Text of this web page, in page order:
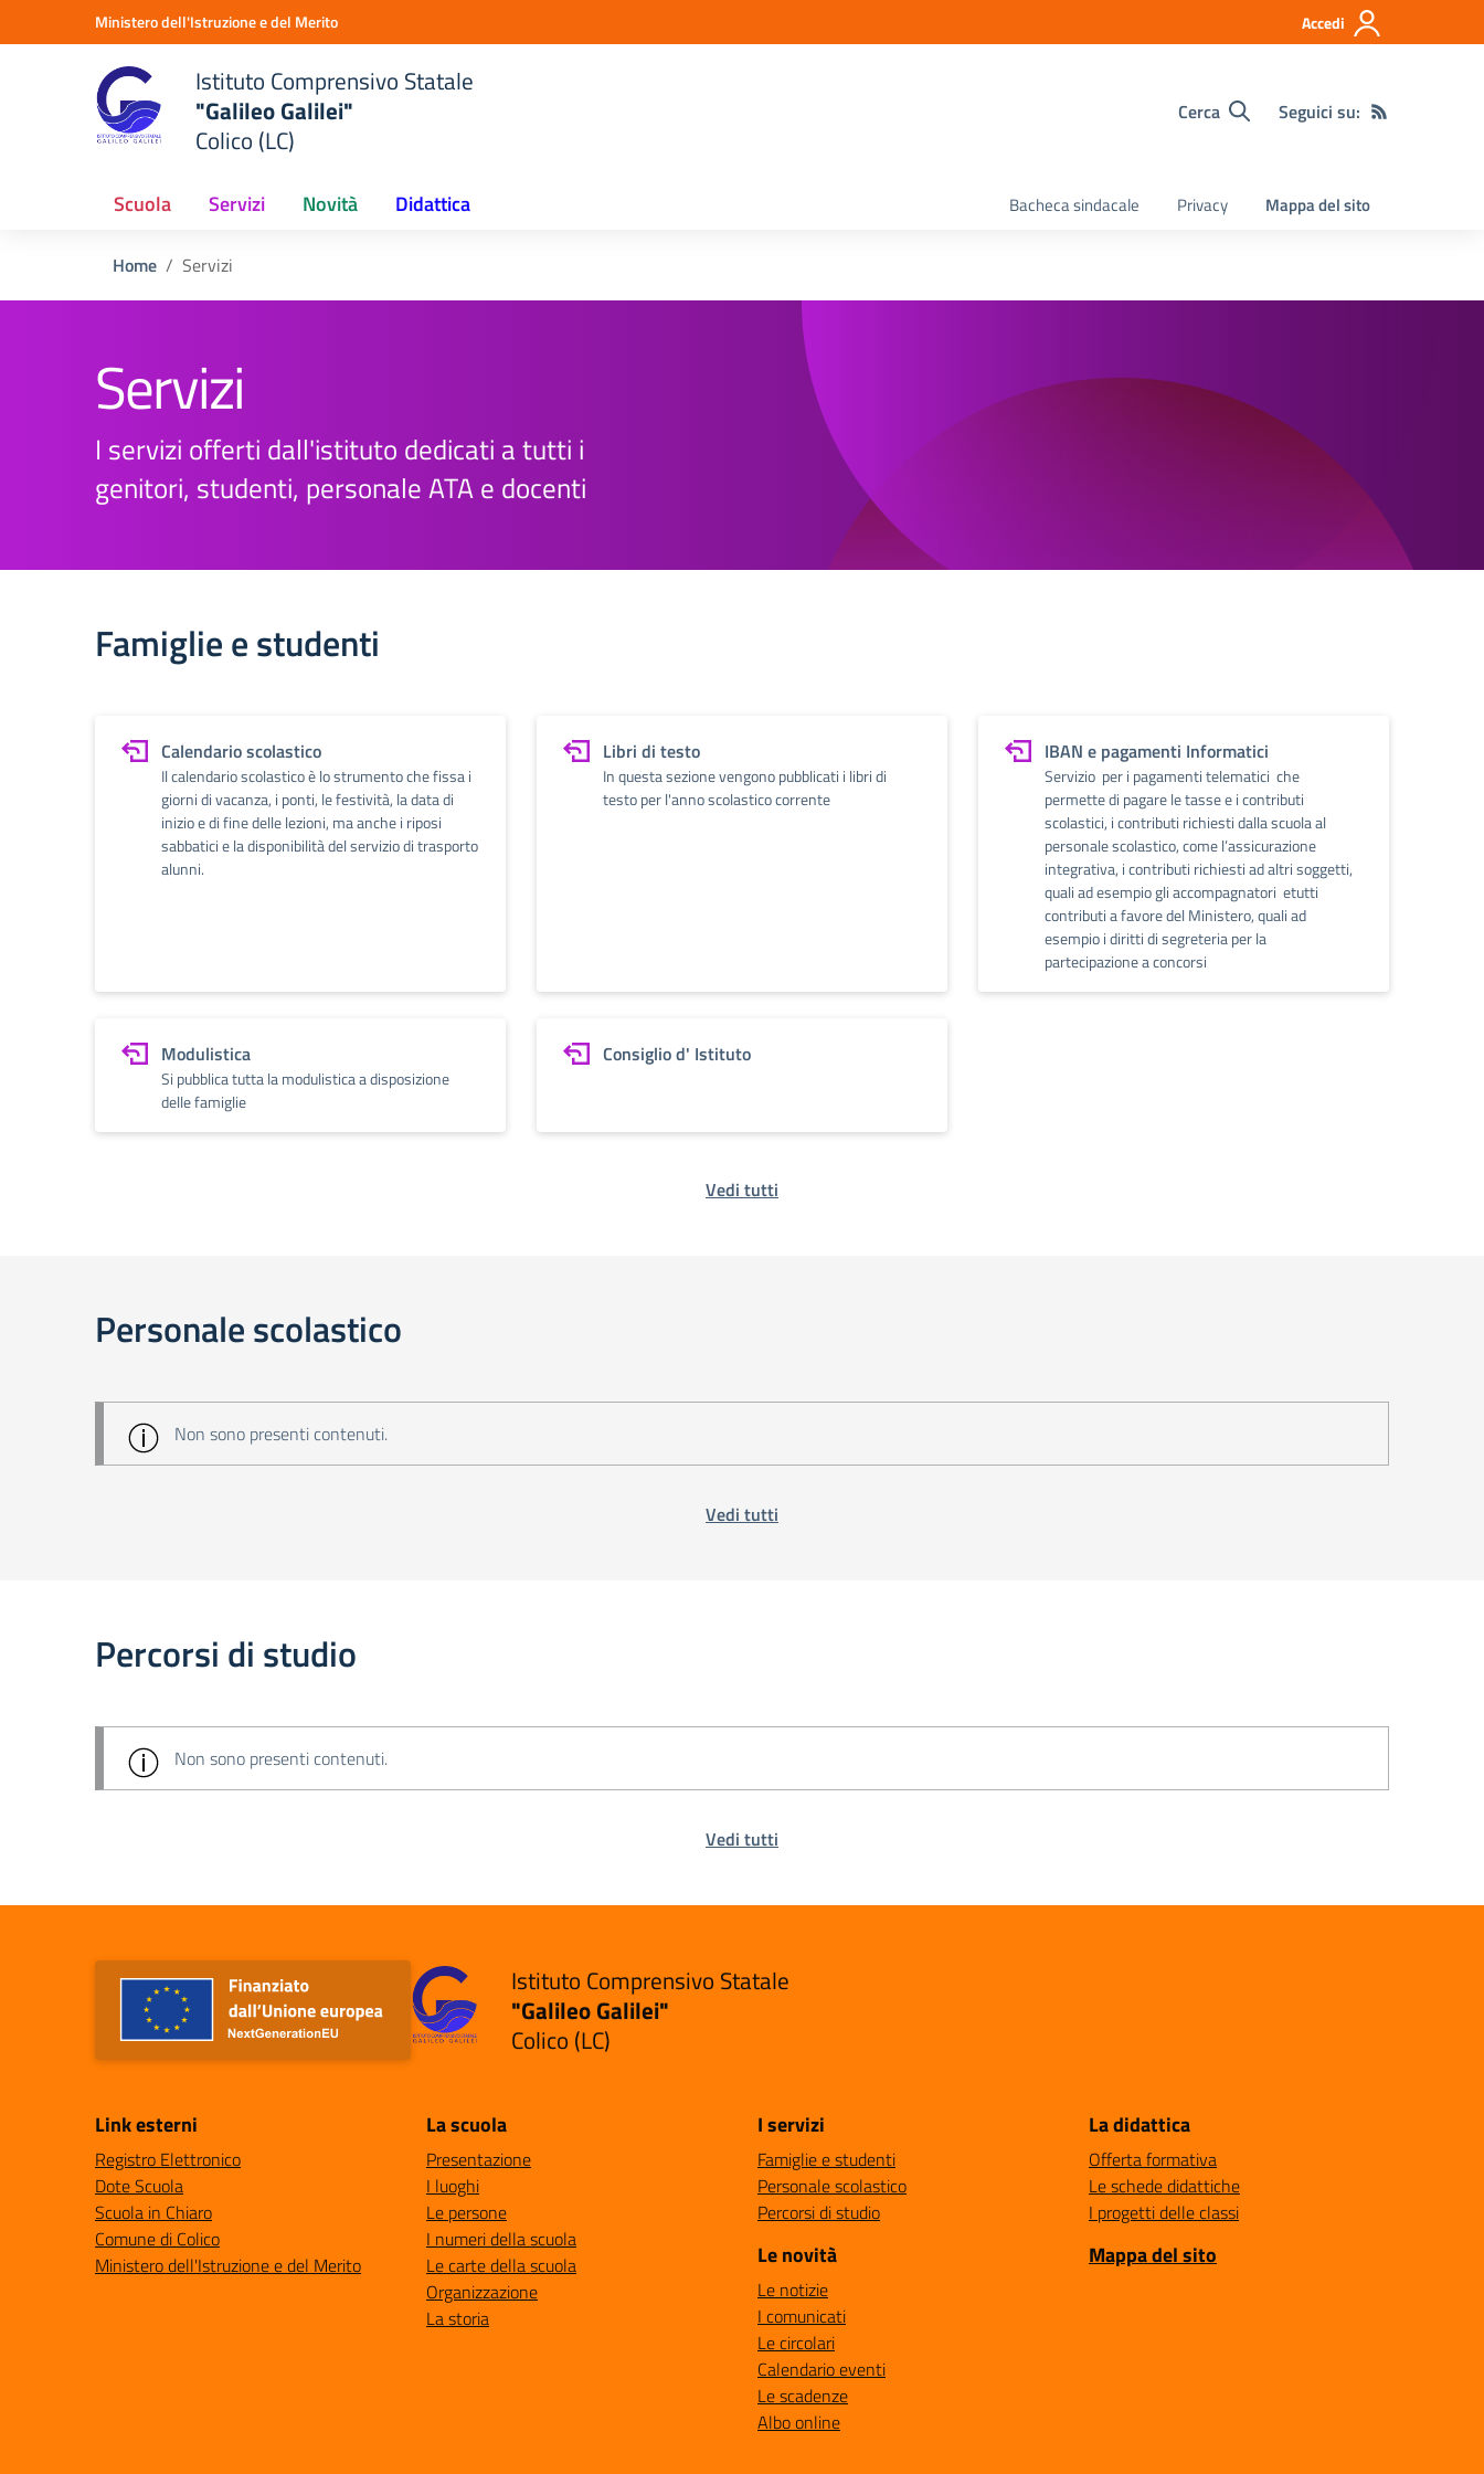
Vai ai contenuti
Vai al menu di navigazioneMinistero dell'Istruzione e del Merito Accedi
Istituto Comprensivo Statale
"Galileo Galilei"
Colico (LC)
Cerca Seguici su:
Scuola Servizi Novità Didattica Bacheca sindacale Privacy Mappa del sito
Home Servizi
Servizi
I servizi offerti dall'istituto dedicati a tutti i
genitori, studenti, personale ATA e docenti
Famiglie e studenti
Calendario scolastico
Il calendario scolastico è lo strumento che fissa i
giorni di vacanza, i ponti, le festività, la data di
inizio e di fine delle lezioni, ma anche i riposi
sabbatici e la disponibilità del servizio di trasporto
alunni.
Libri di testo
In questa sezione vengono pubblicati i libri di
testo per l'anno scolastico corrente
IBAN e pagamenti Informatici
Servizio per i pagamenti telematici che
permette di pagare le tasse e i contributi
scolastici, i contributi richiesti dalla scuola al
personale scolastico, come l’assicurazione
integrativa, i contributi richiesti ad altri soggetti,
quali ad esempio gli accompagnatori e​​​​​​​tutti
contributi a favore del Ministero, quali ad
esempio i diritti di segreteria per la
partecipazione a concorsi
Modulistica
Si pubblica tutta la modulistica a disposizione
delle famiglie
Consiglio d' Istituto
Vedi tutti
Personale scolastico
Non sono presenti contenuti.
Vedi tutti
Percorsi di studio
Non sono presenti contenuti.
Vedi tutti
Istituto Comprensivo Statale
"Galileo Galilei"
Colico (LC)
Link esterni
Registro Elettronico
Dote Scuola
Scuola in Chiaro
Comune di Colico
Ministero dell'Istruzione e del Merito
La scuola
Presentazione
I luoghi
Le persone
I numeri della scuola
Le carte della scuola
Organizzazione
La storia
I servizi
Famiglie e studenti
Personale scolastico
Percorsi di studio
Le novità
Le notizie
I comunicati
Le circolari
Calendario eventi
Le scadenze
Albo online
La didattica
Offerta formativa
Le schede didattiche
I progetti delle classi
Mappa del sito